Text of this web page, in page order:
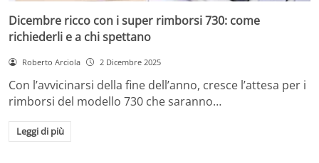
Dicembre ricco con i super rimborsi 730: come
richiederli e a chi spettano
Roberto Arciola 2 Dicembre 2025
Con l’avvicinarsi della fine dell’anno, cresce l’attesa per i
rimborsi del modello 730 che saranno…
Leggi di più